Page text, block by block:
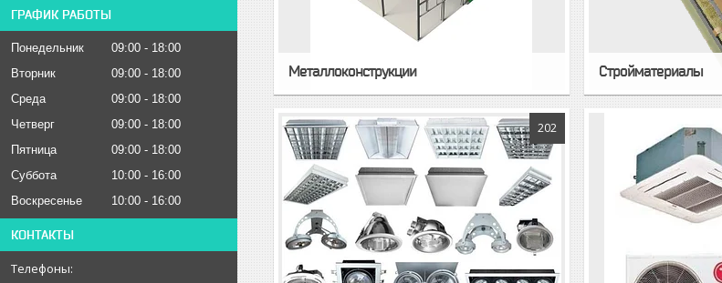
ГРАФИК РАБОТЫ
Понедельник 09:00
18:00
Вторник
09:00
18:00
Среда
09:00
18:00
Четверг
09:00
18:00
Пятница
09:00
18:00
Суббота
10:00
16:00
Воскресенье
10:00 16:00
КОНТАКТЫ
Металлоконструкции Стройматериалы
202